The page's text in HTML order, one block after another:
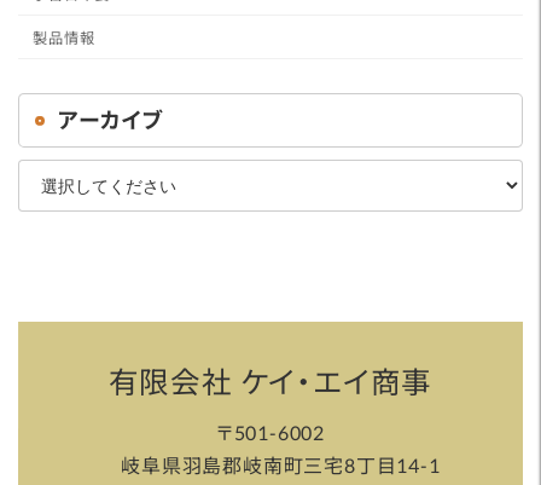
製品情報
アーカイブ
有限会社 ケイ・エイ商事
〒501-6002
岐阜県羽島郡岐南町三宅8丁目14-1